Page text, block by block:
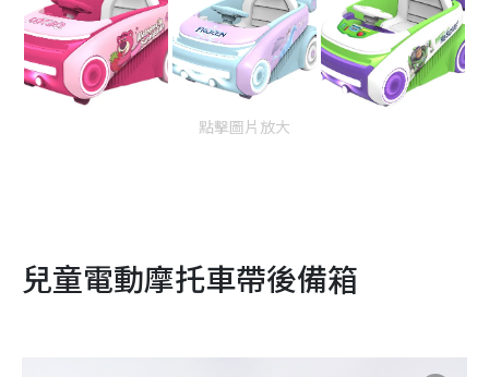
點擊圖片放大
兒童電動摩托車帶後備箱